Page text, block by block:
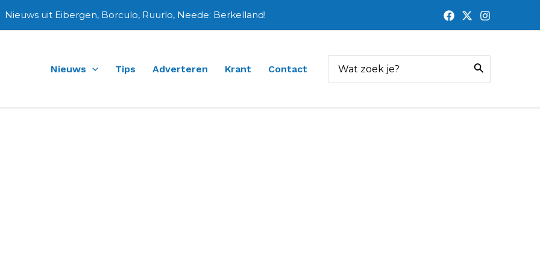
Nieuws uit Eibergen, Borculo, Ruurlo, Neede: Berkelland!
Nieuws Tips Adverteren Krant Contact
naar: